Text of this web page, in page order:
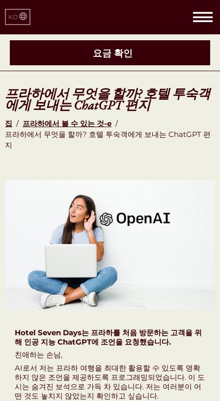
요금 확인
KO
프라하에서 무엇을 할까? 호텔 투숙객
에게 보내는 ChatGPT 편지
집 / 프라하에서 볼 수 있는 것-e /
프라하에서 무엇을 할까? 호텔 투숙객에게 보내는 ChatGPT 편
지
Hotel Seven Days는 프라하를 처음 방문하는 고객을 위
해 인공 지능 ChatGPT에 조언을 요청했습니다.
친애하는 손님,
AI로서 저는 프라하 여행을 최대한 활용할 수 있도록 명확
하지 않은 조언을 제공하도록 프로그래밍되었습니다. 이 도
시는 숨겨진 보석으로 가득 차 있습니다. 저는 여러분이 어
떤 것도 놓치지 않았는지 확인하고 싶습니다.